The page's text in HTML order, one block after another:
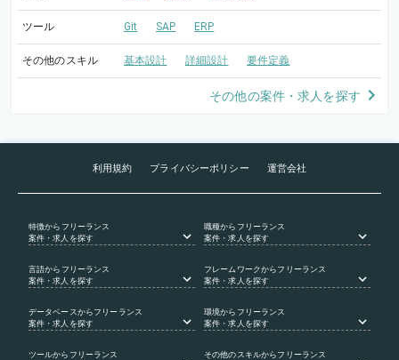
ツール Git SAP ERP
その他のスキル 基本設計 詳細設計 要件定義
その他の案件・求人を探す
利用規約 プライバシーポリシー 運営会社
特徴からフリーランス
案件・求人を探す
職種からフリーランス
案件・求人を探す
言語からフリーランス
案件・求人を探す
フレームワークからフリーランス
案件・求人を探す
データベース からフリーランス
案件・求人を探す
環境からフリーランス
案件・求人を探す
ツールからフリーランス
その他のスキルからフリーランス